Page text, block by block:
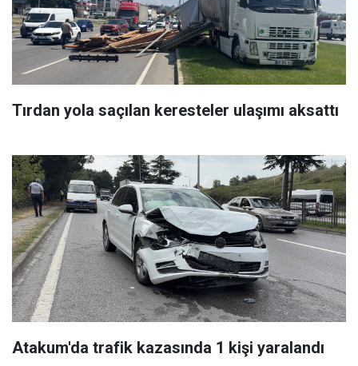
Tırdan yola saçılan keresteler ulaşımı aksattı
Atakum'da trafik kazasında 1 kişi yaralandı